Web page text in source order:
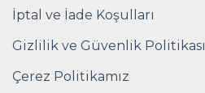
İptal ve İade Koşulları
Gizlilik ve Güvenlik Politikası
Çerez Politikamız